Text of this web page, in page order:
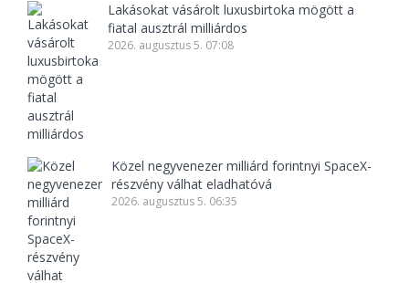
Lakásokat vásárolt luxusbirtoka mögött a
fiatal ausztrál milliárdos
2026. augusztus 5. 07:08
Közel negyvenezer milliárd forintnyi SpaceX-
részvény válhat eladhatóvá
2026. augusztus 5. 06:35